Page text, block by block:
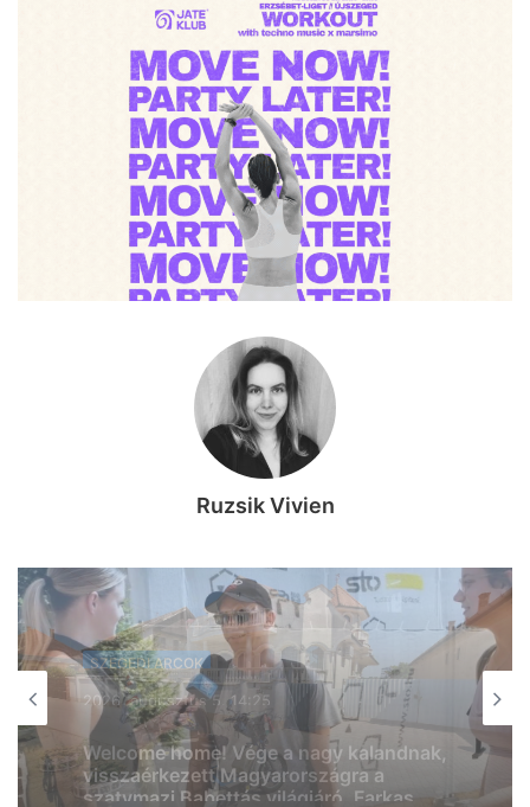
Ruzsik Vivien
SZEGEDI ARCOK
2026, augusztus 5. 11:30
Szegedi Pletykák: jéghideg vízzel
kedveskedtünk a szegedieknek,
valamint megkérdeztük azt is, ki hogyan
éli túl a brutális hőséget (videó)